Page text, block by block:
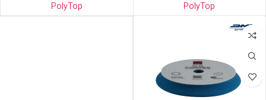
PolyTop
PolyTop